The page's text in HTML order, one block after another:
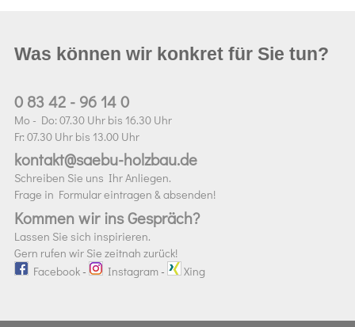
Was können wir konkret für Sie tun?
0 83 42 - 96 14 0
Mo - Do: 07.30 Uhr bis 16.30 Uhr
Fr: 07.30 Uhr bis 13.00 Uhr
kontakt@saebu-holzbau.de
Schreiben Sie uns Ihr Anliegen.
Frage in Formular eintragen & absenden!
Kommen wir ins Gespräch?
Lassen Sie sich inspirieren.
Gern rufen wir Sie zeitnah zurück!
Facebook- Instagram- Xing